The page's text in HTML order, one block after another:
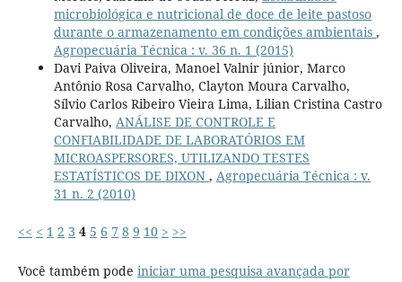
microbiológica e nutricional de doce de leite pastoso
durante o armazenamento em condições ambientais ,
Agropecuária Técnica : v. 36 n. 1 (2015)
Davi Paiva Oliveira, Manoel Valnir júnior, Marco
Antônio Rosa Carvalho, Clayton Moura Carvalho,
Sílvio Carlos Ribeiro Vieira Lima, Lilian Cristina Castro
Carvalho, ANÁLISE DE CONTROLE E
CONFIABILIDADE DE LABORATÓRIOS EM
MICROASPERSORES, UTILIZANDO TESTES
ESTATÍSTICOS DE DIXON , Agropecuária Técnica : v.
31 n. 2 (2010)
<< < 1 2 3 4 5 6 7 8 9 10 > >>
Você também pode iniciar uma pesquisa avançada por